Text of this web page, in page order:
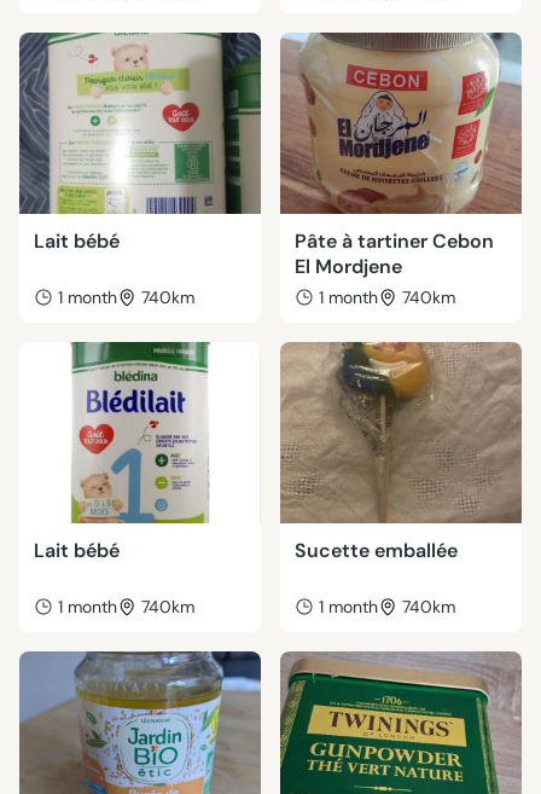
Lait bébé
1 month 740km
Pâte à tartiner Cebon
El Mordjene
1 month 740km
Lait bébé
1 month 740km
Sucette emballée
1 month 740km